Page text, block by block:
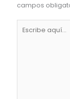
campos
aquí...